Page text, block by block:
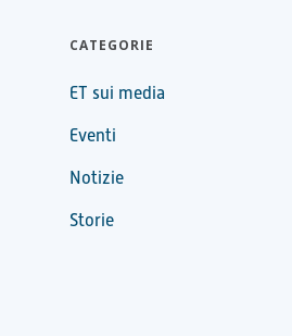
CATEGORIE
ET sui media
Eventi
Notizie
Storie